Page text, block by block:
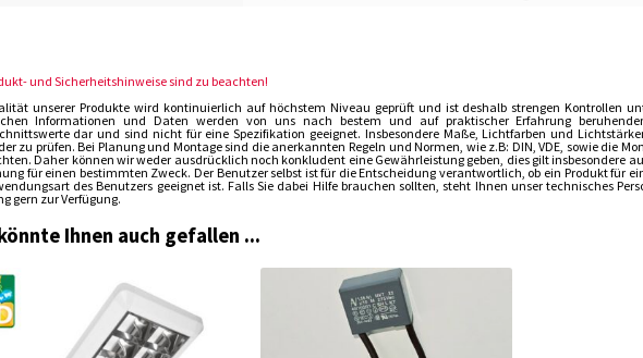
und Sicherheitshinweise sind zu beachten!
unserer Produkte wird kontinuierlich auf höchstem Niveau geprüft und ist deshalb strengen Kontrollen
Informationen und Daten werden von uns nach bestem und auf praktischer Erfahrung
dar und sind nicht für eine Spezifikation geeignet. Insbesondere Maße, Lichtfarben und
zu prüfen. Bei Planung und Montage sind die anerkannten Regeln und Normen, wie z.B: DIN, VDE, sowie die
Daher können wir weder ausdrücklich noch konkludent eine Gewährleistung geben, dies gilt insbesondere
für einen bestimmten Zweck. Der Benutzer selbst ist für die Entscheidung verantwortlich, ob ein Produkt für
des Benutzers geeignet ist. Falls Sie dabei Hilfe brauchen sollten, steht Ihnen unser technisches
gern zur Verfügung.
Ihnen auch gefallen ...